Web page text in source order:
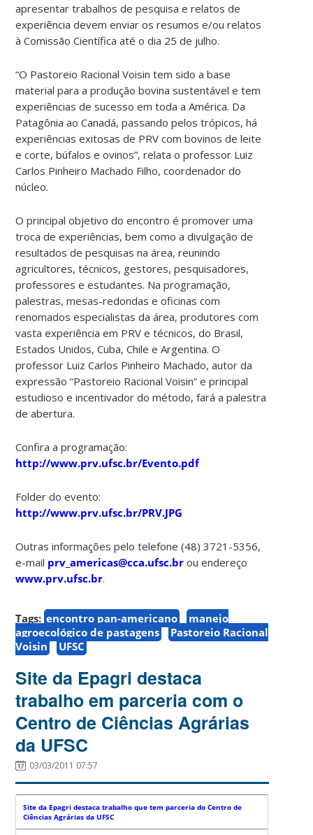
apresentar trabalhos de pesquisa e relatos de
experiência devem enviar os resumos e/ou relatos
à Comissão Científica até o dia 25 de julho.
“O Pastoreio Racional Voisin tem sido a base
material para a produção bovina sustentável e tem
experiências de sucesso em toda a América. Da
Patagônia ao Canadá, passando pelos trópicos, há
experiências exitosas de PRV com bovinos de leite
e corte, búfalos e ovinos”, relata o professor Luiz
Carlos Pinheiro Machado Filho, coordenador do
núcleo.
O principal objetivo do encontro é promover uma
troca de experiências, bem como a divulgação de
resultados de pesquisas na área, reunindo
agricultores, técnicos, gestores, pesquisadores,
professores e estudantes. Na programação,
palestras, mesas-redondas e oficinas com
renomados especialistas da área, produtores com
vasta experiência em PRV e técnicos, do Brasil,
Estados Unidos, Cuba, Chile e Argentina. O
professor Luiz Carlos Pinheiro Machado, autor da
expressão “Pastoreio Racional Voisin” e principal
estudioso e incentivador do método, fará a palestra
de abertura.
Confira a programação:
http://www.prv.ufsc.br/Evento.pdf
Folder do evento:
http://www.prv.ufsc.br/PRV.JPG
Outras informações pelo telefone (48) 3721-5356,
e-mail prv_americas@cca.ufsc.br ou endereço
www.prv.ufsc.br.
Tags: encontro pan-americano
manejo
agroecológico de pastagens
Pastoreio Racional
Voisin
UFSC
Site da Epagri destaca
trabalho em parceria com o
Centro de Ciências Agrárias
da UFSC
03/03/2011 07:57
Site da Epagri destaca trabalho que tem parceria do Centro de
Ciências Agrárias da UFSC